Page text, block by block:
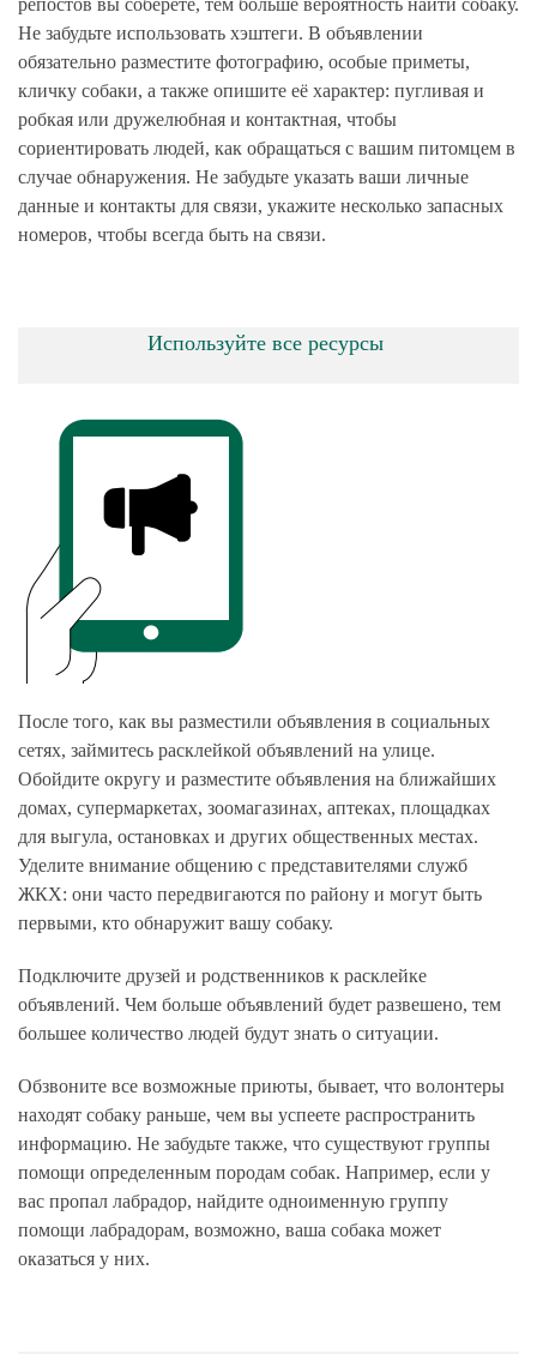
репостов вы соберете, тем больше вероятность найти собаку.
Не забудьте использовать хэштеги. В объявлении
обязательно разместите фотографию, особые приметы,
кличку собаки, а также опишите её характер: пугливая и
робкая или дружелюбная и контактная, чтобы
сориентировать людей, как обращаться с вашим питомцем в
случае обнаружения. Не забудьте указать ваши личные
данные и контакты для связи, укажите несколько запасных
номеров, чтобы всегда быть на связи.
Используйте все ресурсы
После того, как вы разместили объявления в социальных
сетях, займитесь расклейкой объявлений на улице.
Обойдите округу и разместите объявления на ближайших
домах, супермаркетах, зоомагазинах, аптеках, площадках
для выгула, остановках и других общественных местах.
Уделите внимание общению с представителями служб
ЖКХ: они часто передвигаются по району и могут быть
первыми, кто обнаружит вашу собаку.
Подключите друзей и родственников к расклейке
объявлений. Чем больше объявлений будет развешено, тем
большее количество людей будут знать о ситуации.
Обзвоните все возможные приюты, бывает, что волонтеры
находят собаку раньше, чем вы успеете распространить
информацию. Не забудьте также, что существуют группы
помощи определенным породам собак. Например, если у
вас пропал лабрадор, найдите одноименную группу
помощи лабрадорам, возможно, ваша собака может
оказаться у них.